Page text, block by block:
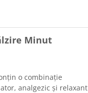
Minut
o combinație
analgezic și relaxant